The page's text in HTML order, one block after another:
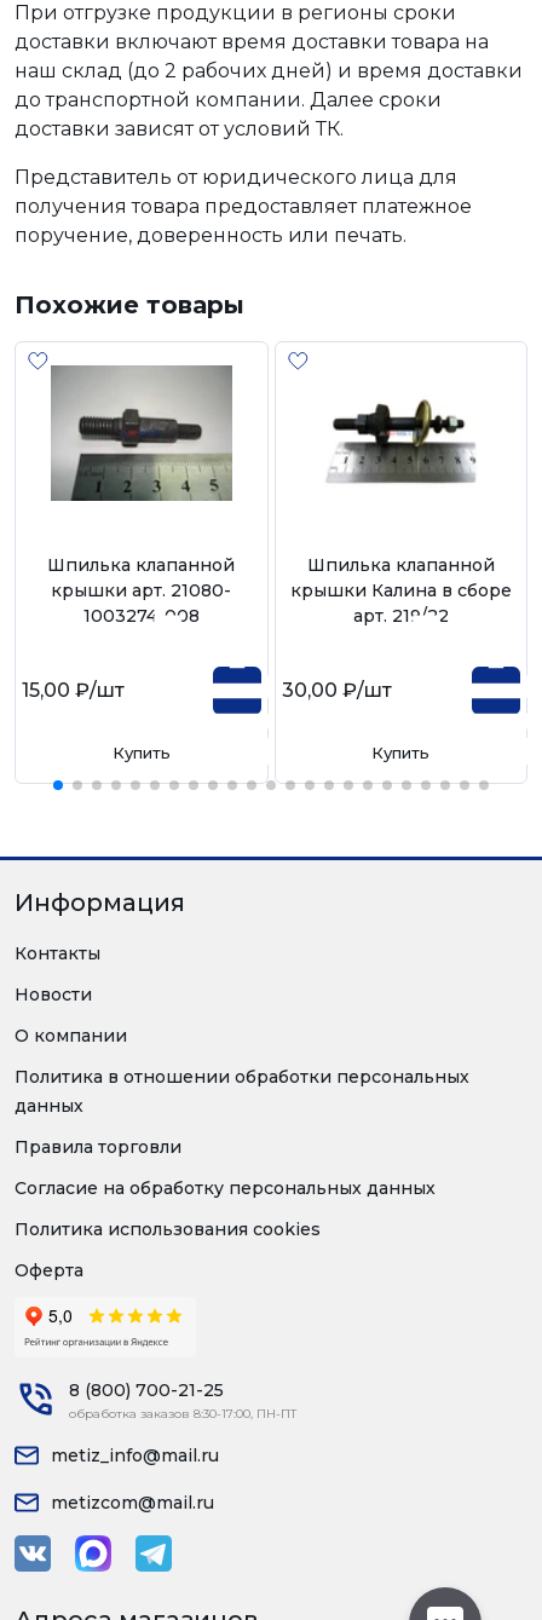
При отгрузке продукции в регионы сроки
доставки включают время доставки товара на
наш склад (до 2 рабочих дней) и время доставки
до транспортной компании. Далее сроки
доставки зависят от условий ТК.
Представитель от юридического лица для
получения товара предоставляет платежное
поручение, доверенность или печать.
Похожие товары
Шпилька клапанной
крышки арт. 21080-
1003274-008
15,00 ₽/шт
Купить
Шпилька клапанной
крышки Калина в сборе
арт. 219/22
30,00 ₽/шт
Купить
Информация
Контакты
Новости
О компании
Политика в отношении обработки персональных
данных
Правила торговли
Согласие на обработку персональных данных
Политика использования cookies
Оферта
8 (800) 700-21-25
обработка заказов 8:30-17:00, ПН-ПТ
metiz_info@mail.ru
metizcom@mail.ru